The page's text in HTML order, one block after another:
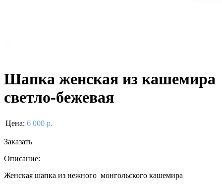
Шапка женская из кашемира
светло-бежевая
Цена: 6 000 р.
Заказать
Описание:
Женская шапка из нежного монгольского кашемира